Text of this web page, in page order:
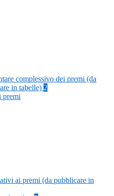
complessivo dei premi (da
in tabelle) 2
premi
ai premi (da pubblicare in